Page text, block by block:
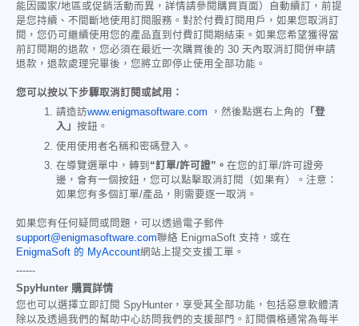
能因國家/地區或促銷活動而異，詳情請參閱購買頁面）自動續訂，前提
是您持續、不間斷地使用訂閱服務。對於付費訂閱用戶，如果您取消訂
閱，您仍可繼續使用您的產品直到付費訂閱期結束。如果您希望獲得當
前訂閱期的退款，您必須在最近一次購買後的 30 天內取消訂閱併申請
退款，退款處理完畢後，您將立即停止使用全部功能。
您可以按以下步驟取消訂閱或試用：
請造訪www.enigmasoftware.com ，然後點選右上角的 「登
入」 按鈕。
使用使用者名稱和密碼登入。
在導覽選單中，轉到 “訂單/許可證”。 在您的訂單/許可證旁
邊，會有一個按鈕，您可以點擊取消訂閱（如果有）。注意：
如果您有多個訂單/產品，則需要逐一取消。
如果您有任何疑問或問題，可以透過電子郵件
support@enigmasoftware.com聯絡 EnigmaSoft 支持，或在
EnigmaSoft 的 MyAccount網站上提交支援工單。
------
SpyHunter 購買詳情
您也可以選擇立即訂閱 SpyHunter，享受其全部功能，包括惡意軟體清
除以及透過我們的幫助中心訪問我們的支援部門。訂閱價格通常為每半